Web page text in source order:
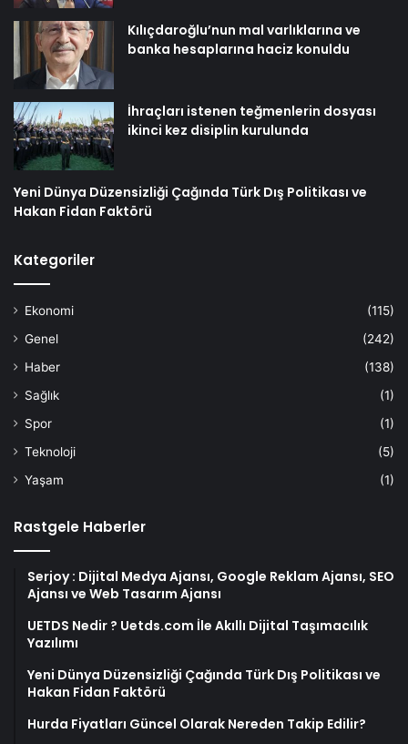
Kılıçdaroğlu’nun mal varlıklarına ve
banka hesaplarına haciz konuldu
İhraçları istenen teğmenlerin dosyası
ikinci kez disiplin kurulunda
Yeni Dünya Düzensizliği Çağında Türk Dış Politikası ve
Hakan Fidan Faktörü
Kategoriler
Ekonomi
(115)
Genel
(242)
Haber
(138)
Sağlık
(1)
Spor
(1)
Teknoloji
(5)
Yaşam
(1)
Rastgele Haberler
Serjoy : Dijital Medya Ajansı, Google Reklam Ajansı, SEO
Ajansı ve Web Tasarım Ajansı
UETDS Nedir ? Uetds.com İle Akıllı Dijital Taşımacılık
Yazılımı
Yeni Dünya Düzensizliği Çağında Türk Dış Politikası ve
Hakan Fidan Faktörü
Hurda Fiyatları Güncel Olarak Nereden Takip Edilir?